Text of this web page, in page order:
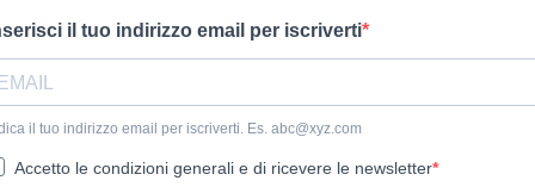
il tuo indirizzo email per iscriverti
il tuo indirizzo email per iscriverti. Es. abc@xyz.com
Accetto le condizioni generali e di ricevere le newsletter